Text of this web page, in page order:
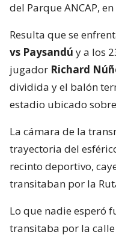
del Parque ANCAP,
Resulta que se
vs Paysandú y a los
jugador Richard
dividida y el balón
estadio ubicado
La cámara de la
trayectoria del
recinto deportivo,
transitaban por la
Lo que nadie esperó
transitaba por la